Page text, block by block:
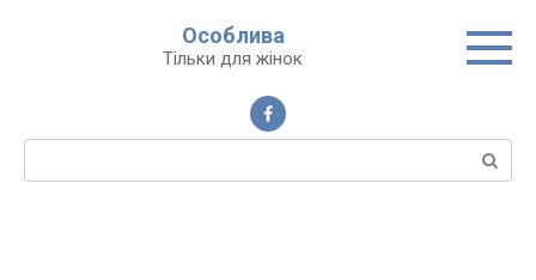
Особлива
Тільки для жінок
Пошук: